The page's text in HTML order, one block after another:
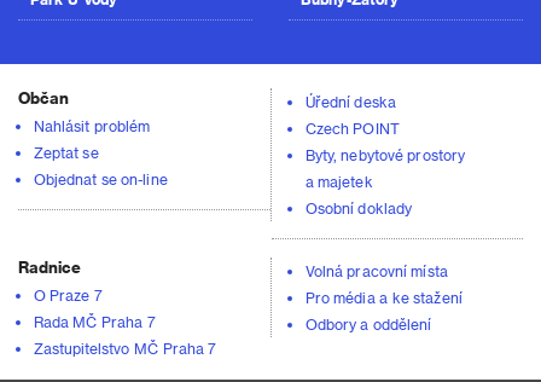
Občan
Nahlásit problém
Zeptat se
Objednat se on-line
Úřední deska
Czech POINT
Byty, nebytové prostory
a majetek
Osobní doklady
Radnice
O Praze 7
Rada MČ Praha 7
Zastupitelstvo MČ Praha 7
Volná pracovní místa
Pro média a ke stažení
Odbory a oddělení